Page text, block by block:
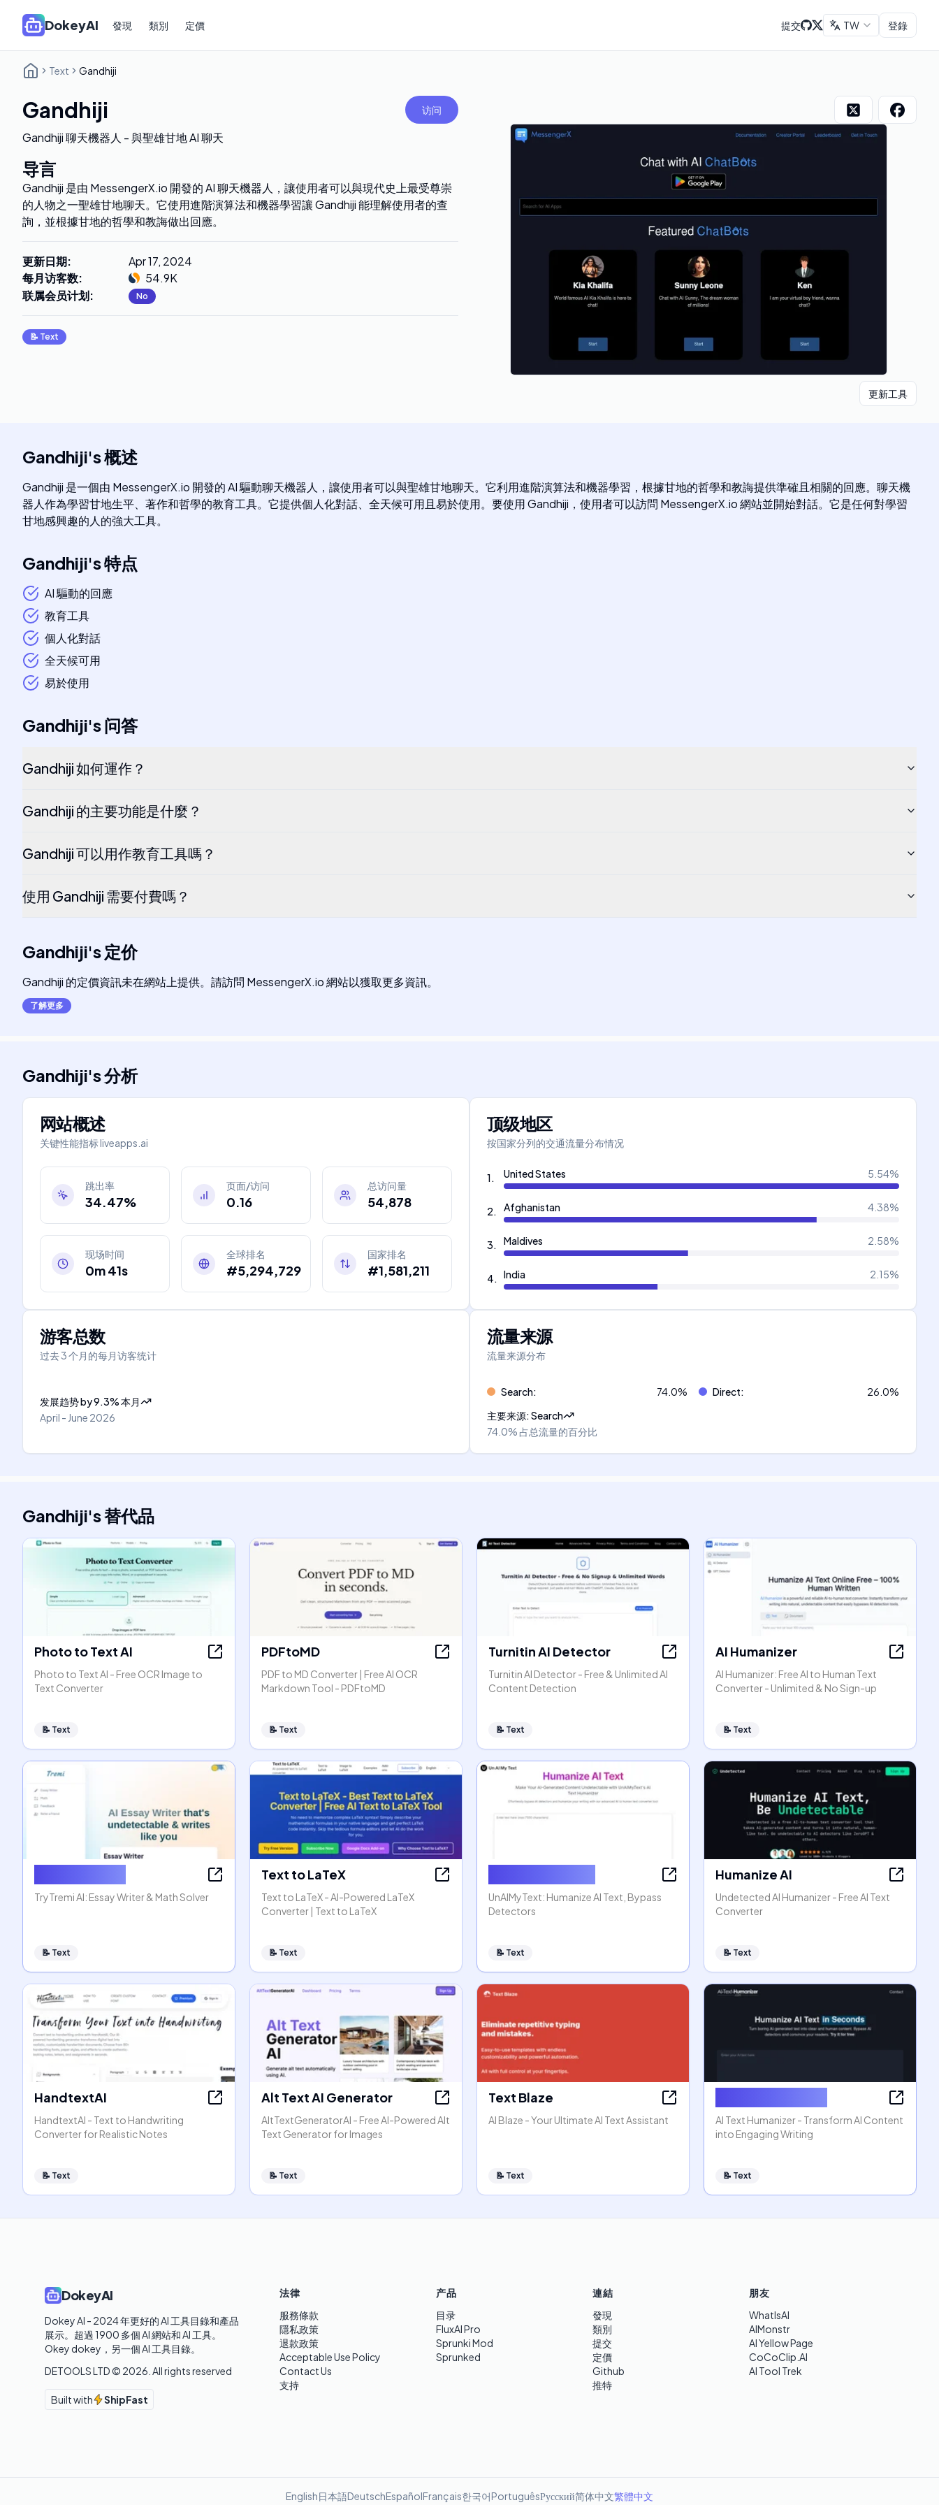
DokeyAI 發現 類別 定價 提交 TW 登錄
Text Gandhiji
Gandhiji 访问
Gandhiji 聊天機器人 - 與聖雄甘地 AI 聊天
导言
Gandhiji 是由 MessengerX.io 開發的 AI 聊天機器人，讓使用者可以與現代史上最受尊崇
的人物之一聖雄甘地聊天。它使用進階演算法和機器學習讓 Gandhiji 能理解使用者的查
詢，並根據甘地的哲學和教誨做出回應。
更新日期:
Apr 17, 2024
每月访客数:
54.9K
联属会员计划: No
📝 Text
更新工具
Gandhiji's概述
Gandhiji 是一個由 MessengerX.io 開發的 AI 驅動聊天機器人，讓使用者可以與聖雄甘地聊天。它利用進階演算法和機器學習，根據甘地的哲學和教誨提供準確且相關的回應。聊天機
器人作為學習甘地生平、著作和哲學的教育工具。它提供個人化對話、全天候可用且易於使用。要使用 Gandhiji，使用者可以訪問 MessengerX.io 網站並開始對話。它是任何對學習
甘地感興趣的人的強大工具。
Gandhiji's特点
AI 驅動的回應
教育工具
個人化對話
全天候可用
易於使用
Gandhiji's问答
Gandhiji 如何運作？
Gandhiji 的主要功能是什麼？
Gandhiji 可以用作教育工具嗎？
使用 Gandhiji 需要付費嗎？
Gandhiji's 定价
Gandhiji 的定價資訊未在網站上提供。請訪問 MessengerX.io 網站以獲取更多資訊。
了解更多
Gandhiji's分析
网站概述
关键性能指标liveapps.ai
跳出率
34.47%
页面/访问
0.16
总访问量
54,878
现场时间
0m 41s
全球排名
#5,294,729
国家排名
#1,581,211
顶级地区
按国家分列的交通流量分布情况
1. United States 5.54%
2. Afghanistan 4.38%
3. Maldives 2.58%
4. India 2.15%
游客总数
过去 3 个月的每月访客统计
发展趋势by9.3%本月
April - June 2026
流量来源
流量来源分布
Search: 74.0% Direct: 26.0%
主要来源:Search
74.0%占总流量的百分比
Gandhiji's替代品
Photo to Text AI
Photo to Text AI - Free OCR Image to
Text Converter
📝 Text
PDFtoMD
PDF to MD Converter | Free AI OCR
Markdown Tool - PDFtoMD
📝 Text
Turnitin AI Detector
Turnitin AI Detector - Free & Unlimited AI
Content Detection
📝 Text
AI Humanizer
AI Humanizer: Free AI to Human Text
Converter - Unlimited & No Sign-up
📝 Text
TryTremi AI: Essay Writer & Math Solver
📝 Text
Text to LaTeX
Text to LaTeX - AI-Powered LaTeX
Converter | Text to LaTeX
📝 Text
UnAIMyText: Humanize AI Text, Bypass
Detectors
📝 Text
Humanize AI
Undetected AI Humanizer - Free AI Text
Converter
📝 Text
HandtextAI
HandtextAI - Text to Handwriting
Converter for Realistic Notes
📝 Text
Alt Text AI Generator
AltTextGeneratorAI - Free AI-Powered Alt
Text Generator for Images
📝 Text
Text Blaze
AI Blaze - Your Ultimate AI Text Assistant
📝 Text
AI Text Humanizer - Transform AI Content
into Engaging Writing
📝 Text
DokeyAI
Dokey AI - 2024 年更好的 AI 工具目錄和產品
展示。超過 1900 多個 AI 網站和 AI 工具。
Okey dokey，另一個 AI 工具目錄。
DETOOLS LTD © 2026 . All rights reserved
Built with ShipFast
法律
服務條款
隱私政策
退款政策
Acceptable Use Policy
Contact Us
支持
产品
目录
FluxAI Pro
Sprunki Mod
Sprunked
連結
發現
類別
提交
定價
Github
推特
朋友
WhatIsAI
AIMonstr
AI Yellow Page
CoCoClip.AI
AI Tool Trek
English日本語DeutschEspañolFrançais한국어PortuguêsРусский简体中文繁體中文